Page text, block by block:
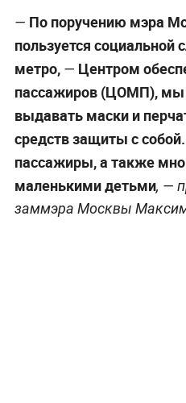
— По поручению мэра
пользуется социальной
метро, — Центром
пассажиров (ЦОМП), мы
выдавать маски и
средств защиты с
пассажиры, а также
маленькими детьми, —
заммэра Москвы